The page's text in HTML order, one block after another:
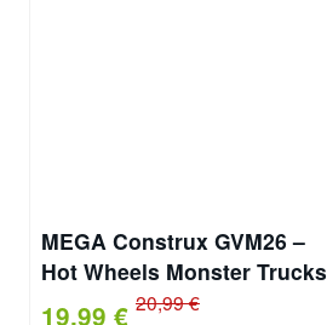
MEGA Construx GVM26 –
Hot Wheels Monster Trucks
Tiger Shark, Bauset mit 186
19,99 € 20,99 €